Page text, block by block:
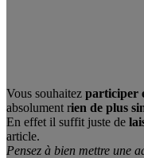
Vous souhaitez participer
absolument rien de plus
En effet il suffit juste de
article.
Pensez à bien mettre une